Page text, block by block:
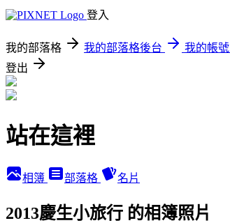
登入
我的部落格 我的部落格後台
我的帳號
登出
站在這裡
相簿 部落格 名片
2013慶生小旅行 的相簿照片